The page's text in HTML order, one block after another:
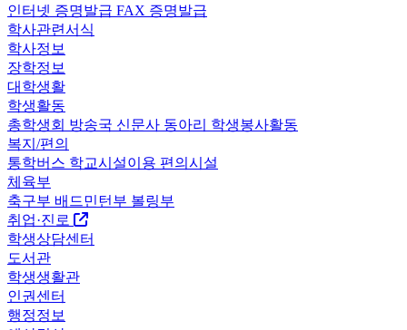
인터넷 증명발급 FAX 증명발급
학사관련서식
학사정보
장학정보
대학생활
학생활동
총학생회 방송국 신문사 동아리 학생봉사활동
복지/편의
통학버스 학교시설이용 편의시설
체육부
축구부 배드민턴부 볼링부
취업·진로
학생상담센터
도서관
학생생활관
인권센터
행정정보